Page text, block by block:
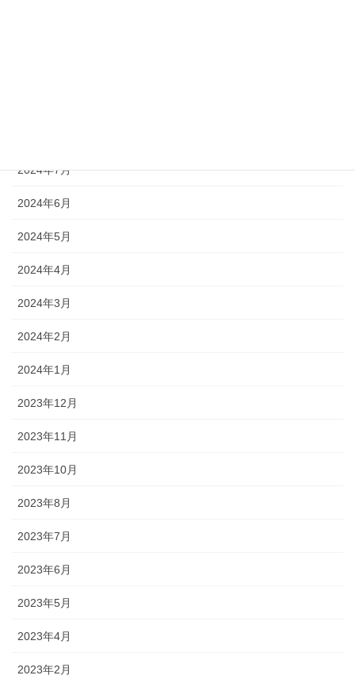
2024年7月
2024年6月
2024年5月
2024年4月
2024年3月
2024年2月
2024年1月
2023年12月
2023年11月
2023年10月
2023年8月
2023年7月
2023年6月
2023年5月
2023年4月
2023年2月